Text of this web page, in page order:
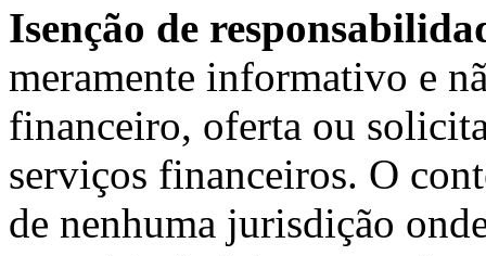
Isenção de
meramente informativo e
financeiro, oferta ou
serviços financeiros. O
de nenhuma jurisdição